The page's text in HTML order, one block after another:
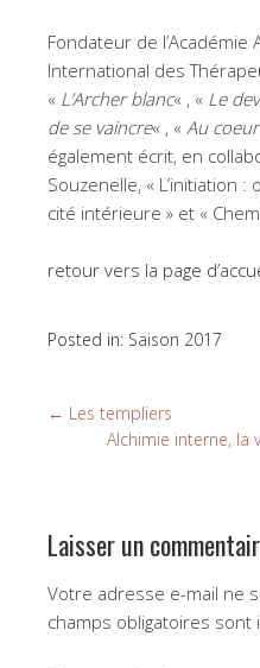
Fondateur de
International des
« L’Archer blanc« , « Le
de se vaincre« , « Au
également écrit, en
Souzenelle, « L’initiation
cité intérieure » et «
retour vers la page
Posted in: Saison 2017
← Les templiers
Alchimie interne, la
Laisser un
Votre adresse e-mail ne
champs obligatoires sont